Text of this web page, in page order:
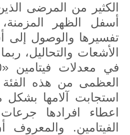
الكثير من المرضى
أسفل الظهر
تفسيرها والوصول إلى
الأشعات والتحاليل،
في معدلات فيتامين «
العظمى من هذه
استجابت آلامها
اعطاء افرادها
الفيتامين. والمعروف